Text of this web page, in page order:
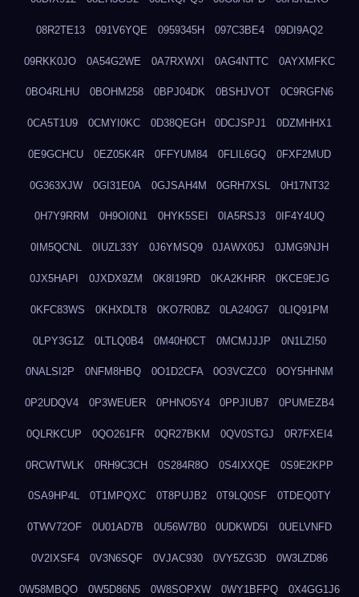
08R2TE13 091V6YQE 0959345H 097C3BE4 09DI9AQ2
09RKK0JO 0A54G2WE 0A7RXWXI 0AG4NTTC 0AYXMFKC
0BO4RLHU 0BOHM258 0BPJ04DK 0BSHJVOT 0C9RGFN6
0CA5T1U9 0CMYI0KC 0D38QEGH 0DCJSPJ1 0DZMHHX1
0E9GCHCU 0EZ05K4R 0FFYUM84 0FLIL6GQ 0FXF2MUD
0G363XJW 0GI31E0A 0GJSAH4M 0GRH7XSL 0H17NT32
0H7Y9RRM 0H9OI0N1 0HYK5SEI 0IA5RSJ3 0IF4Y4UQ
0IM5QCNL 0IUZL33Y 0J6YMSQ9 0JAWX05J 0JMG9NJH
0JX5HAPI 0JXDX9ZM 0K8I19RD 0KA2KHRR 0KCE9EJG
0KFC83WS 0KHXDLT8 0KO7R0BZ 0LA240G7 0LIQ91PM
0LPY3G1Z 0LTLQ0B4 0M40H0CT 0MCMJJJP 0N1LZI50
0NALSI2P 0NFM8HBQ 0O1D2CFA 0O3VCZC0 0OY5HHNM
0P2UDQV4 0P3WEUER 0PHNO5Y4 0PPJIUB7 0PUMEZB4
0QLRKCUP 0QO261FR 0QR27BKM 0QV0STGJ 0R7FXEI4
0RCWTWLK 0RH9C3CH 0S284R8O 0S4IXXQE 0S9E2KPP
0SA9HP4L 0T1MPQXC 0T8PUJB2 0T9LQ0SF 0TDEQ0TY
0TWV72OF 0U01AD7B 0U56W7B0 0UDKWD5I 0UELVNFD
0V2IXSF4 0V3N6SQF 0VJAC930 0VY5ZG3D 0W3LZD86
0W58MBQO 0W5D86N5 0W8SOPXW 0WY1BFPQ 0X4GG1J6